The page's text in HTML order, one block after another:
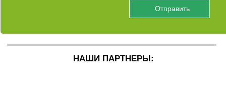
НАШИ ПАРТНЕРЫ: